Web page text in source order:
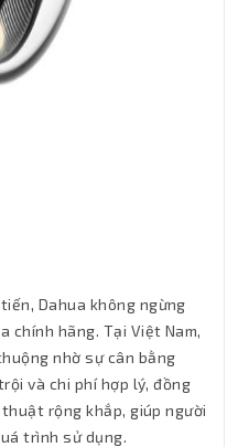
Dahua không ngừng
chính hãng. Tại Việt Nam,
nhờ sự cân bằng
và chi phí hợp lý, đồng
rộng khắp, giúp người
trình sử dụng.